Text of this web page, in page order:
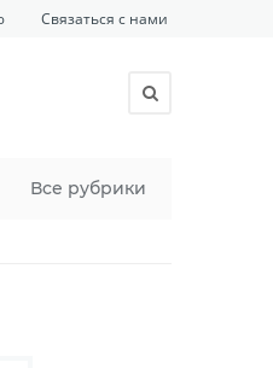
Связаться с нами
Все рубрики